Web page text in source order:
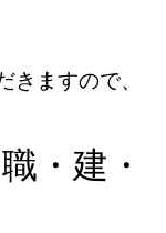
きますので、
・建・